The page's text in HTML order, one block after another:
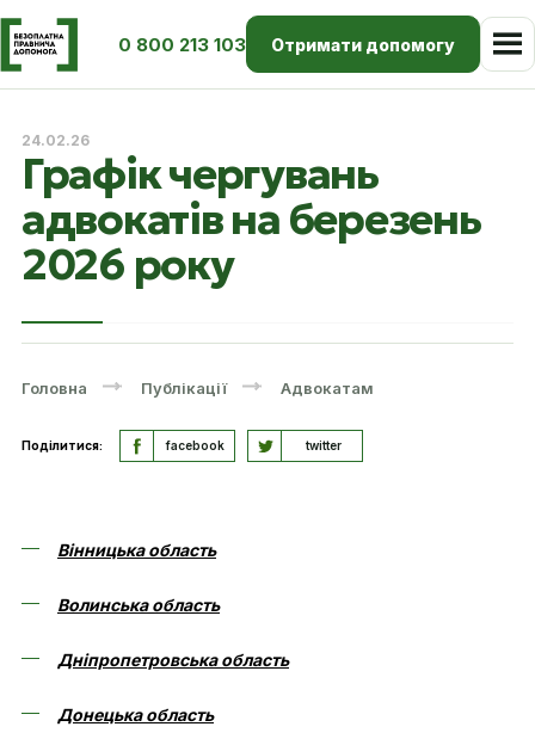
0 800 213 103 Отримати допомогу
24.02.26
Графік чергувань
адвокатів на березень
2026 року
Головна Публікації Адвокатам
Поділитися: facebook twitter
Вінницька область
Волинська область
Дніпропетровська область
Донецька область